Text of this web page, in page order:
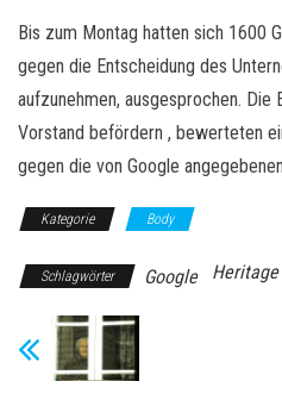
Bis zum Montag hatten sich 1600
gegen die Entscheidung des
aufzunehmen, ausgesprochen. Die
Vorstand befördern , bewerteten
gegen die von Google
Kategorie Body
Schlagwörter Google